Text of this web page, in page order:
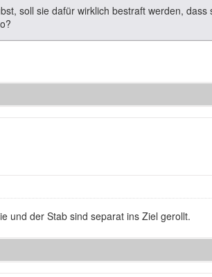
soll sie dafür wirklich bestraft werden,
und der Stab sind separat ins Ziel gerollt.